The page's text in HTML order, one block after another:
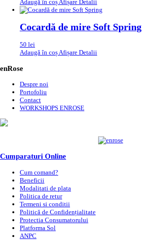
Adaugă în coș Afișare Detalii
Cocardă de mire Soft Spring
50 lei
Adaugă în coș Afișare Detalii
enRose
Despre noi
Portofoliu
Contact
WORKSHOPS ENROSE
Cumparaturi Online
Cum comand?
Beneficii
Modalitati de plata
Politica de retur
Termeni si conditii
Politică de Confidențialitate
Protectia Consumatorului
Platforma Sol
ANPC